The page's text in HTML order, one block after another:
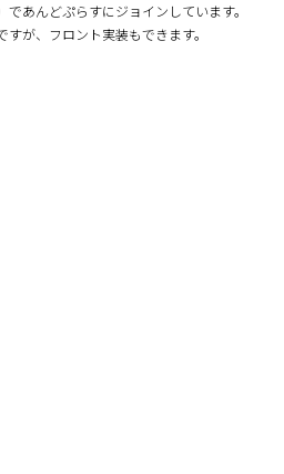
あんどぷらすにジョインしています。
が、フロント実装もできます。